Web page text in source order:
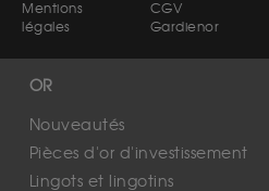
Mentions
légales
CGV
Gardienor
OR
Nouveautés
Pièces d'or d'investissement
Lingots et lingotins